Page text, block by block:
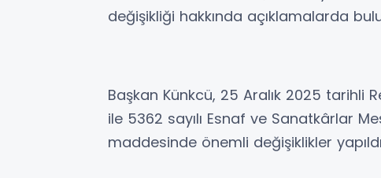
değişikliği hakkında açıklamalarda
Başkan Künkcü, 25 Aralık 2025 tarihli
ile 5362 sayılı Esnaf ve Sanatkârlar
maddesinde önemli değişiklikler